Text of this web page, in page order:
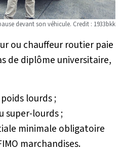
devant son véhicule. Credit : 1933bkk
ou chauffeur routier paie
de diplôme universitaire,
poids lourds ;
super-lourds ;
minimale obligatoire
marchandises.